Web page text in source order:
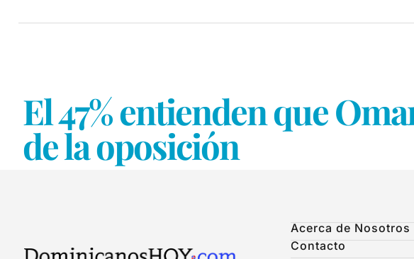
El 47% entienden que
de la oposición
Acerca de Nosotros
Contacto